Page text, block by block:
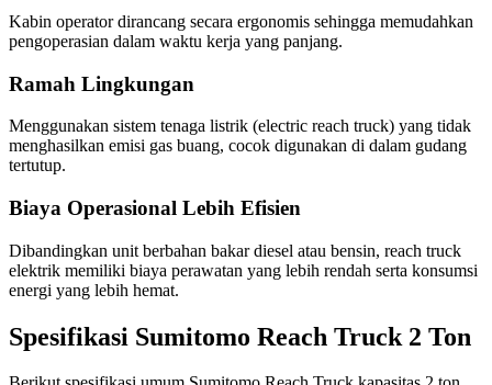
Kabin operator dirancang secara ergonomis sehingga memudahkan
pengoperasian dalam waktu kerja yang panjang.
Ramah Lingkungan
Menggunakan sistem tenaga listrik (electric reach truck) yang tidak
menghasilkan emisi gas buang, cocok digunakan di dalam gudang
tertutup.
Biaya Operasional Lebih Efisien
Dibandingkan unit berbahan bakar diesel atau bensin, reach truck
elektrik memiliki biaya perawatan yang lebih rendah serta konsumsi
energi yang lebih hemat.
Spesifikasi Sumitomo Reach Truck 2 Ton